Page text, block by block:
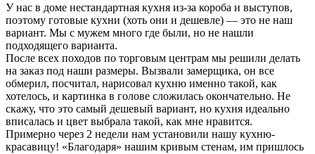
У нас в доме нестандартная кухня из-за короба и выступов,
поэтому готовые кухни (хоть они и дешевле) — это не наш
вариант. Мы с мужем много где были, но не нашли
подходящего варианта.
После всех походов по торговым центрам мы решили делать
на заказ под наши размеры. Вызвали замерщика, он все
обмерил, посчитал, нарисовал кухню именно такой, как
хотелось, и картинка в голове сложилась окончательно. Не
скажу, что это самый дешевый вариант, но кухня идеально
вписалась и цвет выбрала такой, как мне нравится.
Примерно через 2 недели нам установили нашу кухню-
красавицу! «Благодаря» нашим кривым стенам, им пришлось